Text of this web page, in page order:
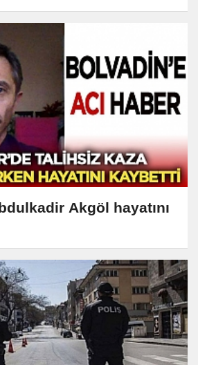
Akgöl hayatını